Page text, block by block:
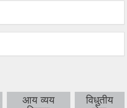
आय व्यय
विधुतीय